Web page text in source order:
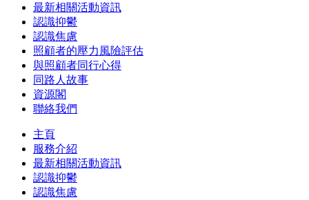
最新相關活動資訊
認識抑鬱
認識焦慮
照顧者的壓力風險評估
與照顧者同行心得
同路人故事
資源閣
聯絡我們
主頁
服務介紹
最新相關活動資訊
認識抑鬱
認識焦慮